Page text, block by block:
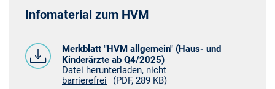
Infomaterial zum HVM
Merkblatt "HVM allgemein" (Haus- und
Kinderärzte ab Q4/2025)
Datei herunterladen, nicht
barrierefrei
(PDF, 289 KB)